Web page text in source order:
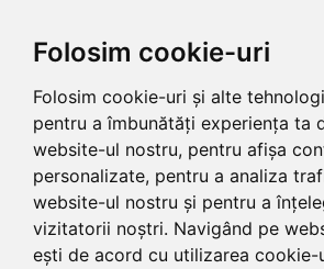
Folosim cookie-uri
Folosim cookie-uri și alte
pentru a îmbunătăți experiența ta
website-ul nostru, pentru afișa
personalizate, pentru a analiza
website-ul nostru și pentru a
vizitatorii noștri. Navigând pe
ești de acord cu utilizarea cookie-